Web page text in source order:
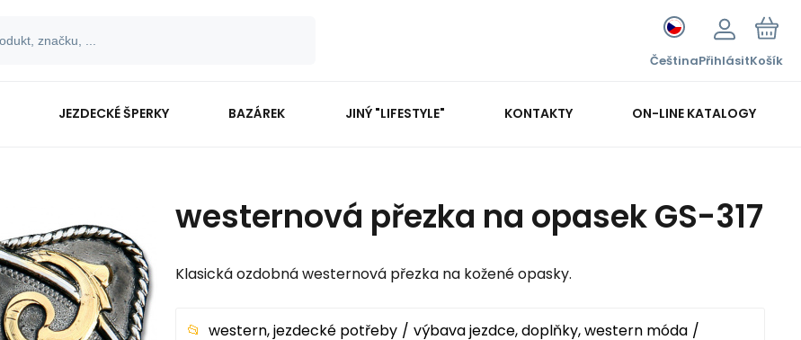
ČeštinaPřihlásitKošík
JEZDECKÉ ŠPERKY BAZÁREK JINÝ "LIFESTYLE" KONTAKTY ON-LINE KATALOGY
westernová přezka na opasek GS-317
Klasická ozdobná westernová přezka na kožené opasky.
western, jezdecké potřeby
výbava jezdce, doplňky, western móda